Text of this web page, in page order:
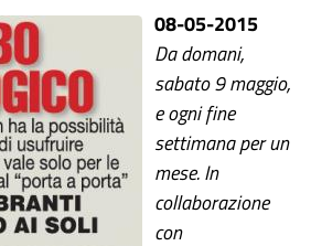
08-05-2015
Da domani,
sabato 9 maggio,
e ogni fine
settimana per un
mese. In
collaborazione
con